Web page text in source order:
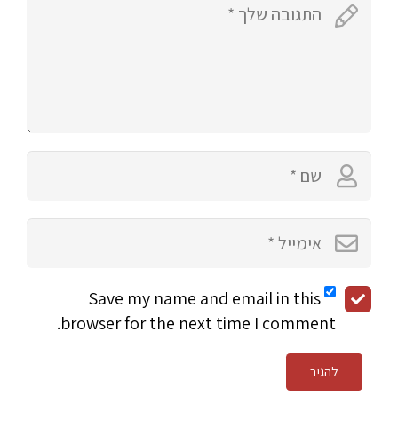
Save my name and email in this
browser for the next time I comment.
להגיב